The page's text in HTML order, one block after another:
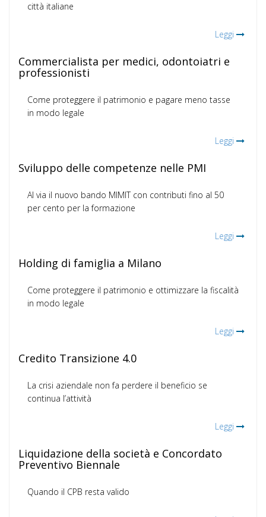
città italiane
Leggi
Commercialista per medici, odontoiatri e
professionisti
Come proteggere il patrimonio e pagare meno tasse
in modo legale
Leggi
Sviluppo delle competenze nelle PMI
Al via il nuovo bando MIMIT con contributi fino al 50
per cento per la formazione
Leggi
Holding di famiglia a Milano
Come proteggere il patrimonio e ottimizzare la fiscalità
in modo legale
Leggi
Credito Transizione 4.0
La crisi aziendale non fa perdere il beneficio se
continua l’attività
Leggi
Liquidazione della società e Concordato
Preventivo Biennale
Quando il CPB resta valido